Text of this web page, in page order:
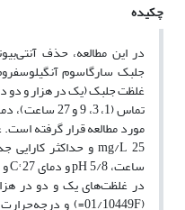
چکیده
در این مطالعه، حذف
مورد مطالعه قرار گرفته
در غلظت‌های یک و دو در